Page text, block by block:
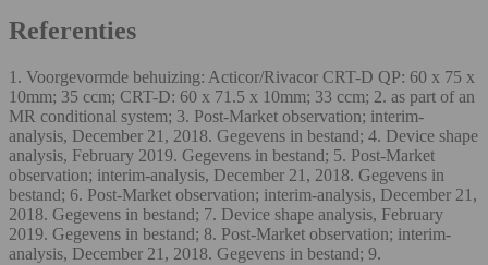
Referenties
1. Voorgevormde behuizing: Acticor/Rivacor CRT-D QP: 60 x 75 x
10mm; 35 ccm; CRT-D: 60 x 71.5 x 10mm; 33 ccm; 2. as part of an
MR conditional system; 3. Post-Market observation; interim-
analysis, December 21, 2018. Gegevens in bestand; 4. Device shape
analysis, February 2019. Gegevens in bestand; 5. Post-Market
observation; interim-analysis, December 21, 2018. Gegevens in
bestand; 6. Post-Market observation; interim-analysis, December 21,
2018. Gegevens in bestand; 7. Device shape analysis, February
2019. Gegevens in bestand; 8. Post-Market observation; interim-
analysis, December 21, 2018. Gegevens in bestand; 9.